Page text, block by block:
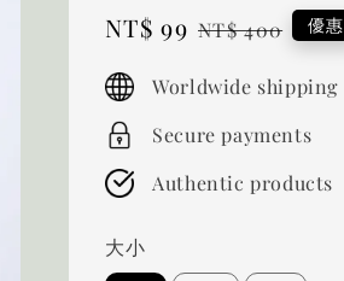
Sale
NT$ 99 Regular
NT$ 400 優惠
Worldwide shipping
Secure payments
Authentic products
大小